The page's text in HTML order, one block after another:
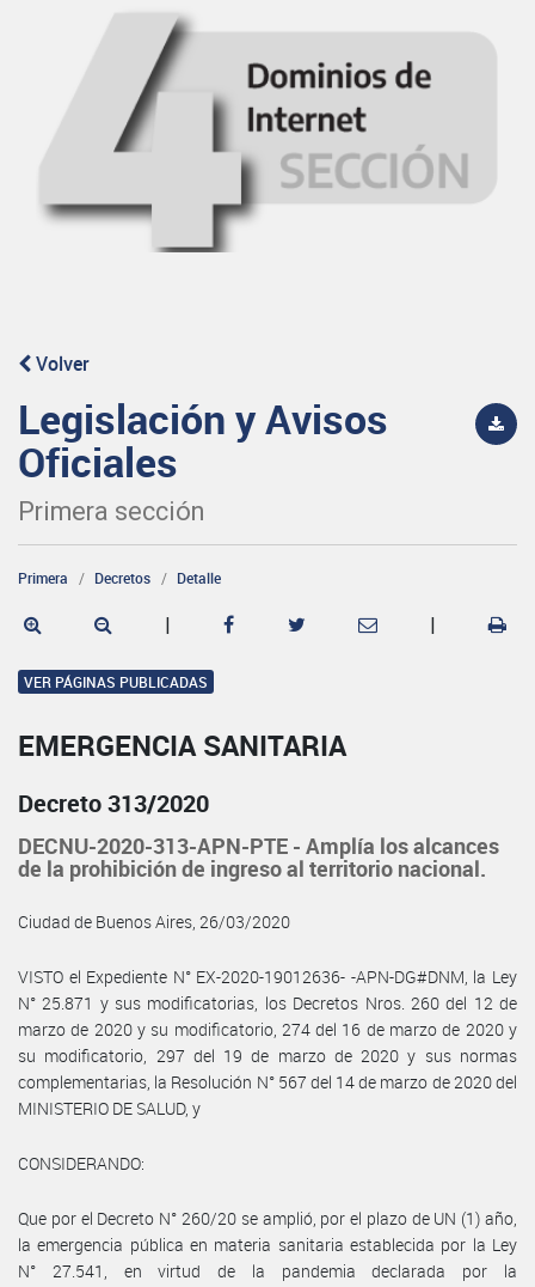
Volver
Legislación y Avisos
Oficiales
Primera sección
Primera Decretos Detalle
| |
VER PÁGINAS PUBLICADAS
EMERGENCIA SANITARIA
Decreto 313/2020
DECNU-2020-313-APN-PTE - Amplía los alcances
de la prohibición de ingreso al territorio nacional.
Ciudad de Buenos Aires, 26/03/2020
VISTO el Expediente N° EX-2020-19012636- -APN-DG#DNM, la Ley
N° 25.871 y sus modificatorias, los Decretos Nros. 260 del 12 de
marzo de 2020 y su modificatorio, 274 del 16 de marzo de 2020 y
su modificatorio, 297 del 19 de marzo de 2020 y sus normas
complementarias, la Resolución N° 567 del 14 de marzo de 2020 del
MINISTERIO DE SALUD, y
CONSIDERANDO:
Que por el Decreto N° 260/20 se amplió, por el plazo de UN (1) año,
la emergencia pública en materia sanitaria establecida por la Ley
N° 27.541, en virtud de la pandemia declarada por la